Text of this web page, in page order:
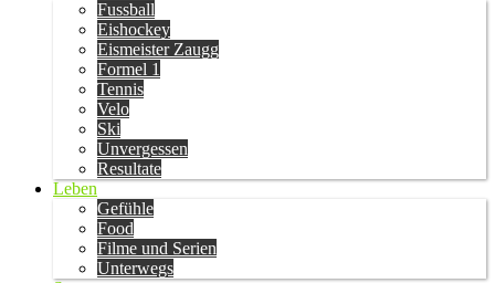
Fussball
Eishockey
Eismeister Zaugg
Formel 1
Tennis
Velo
Ski
Unvergessen
Resultate
Leben
Gefühle
Food
Filme und Serien
Unterwegs